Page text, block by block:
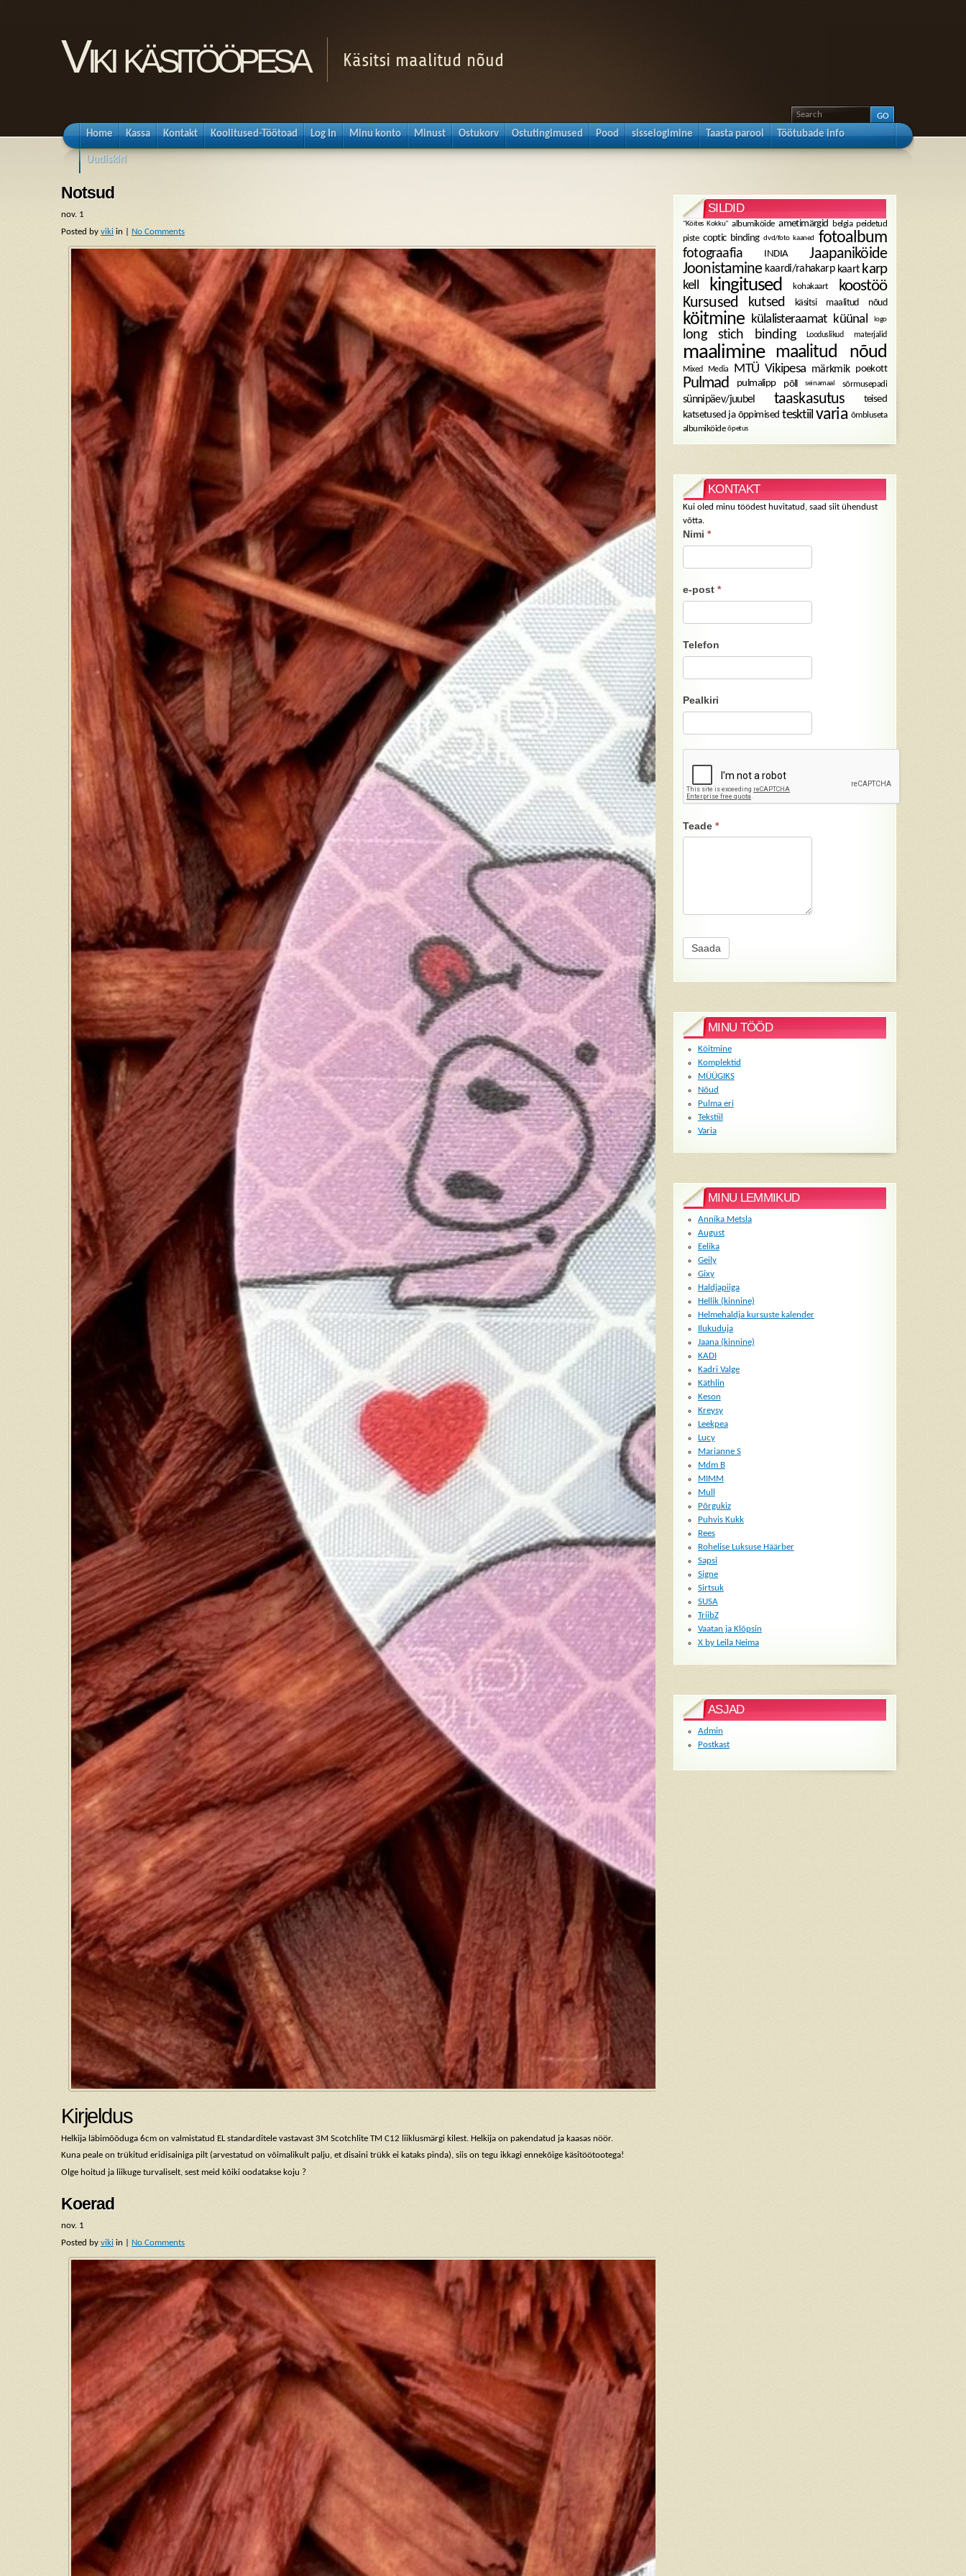
Viki käsitööpesa Käsitsi maalitud nõud
Home Kassa Kontakt Koolitused-Töötoad Log In Minu konto Minust Ostukorv Ostutingimused Pood sisselogimine Taasta parool Töötubade info
Uudiskiri
Notsud
nov. 1
Posted by viki in | No Comments
Kirjeldus
Helkija läbimõõduga 6cm on valmistatud EL standarditele vastavast 3M Scotchlite TM C12 liiklusmärgi kilest. Helkija on pakendatud ja kaasas nöör.
Kuna peale on trükitud eridisainiga pilt (arvestatud on võimalikult palju, et disaini trükk ei kataks pinda), siis on tegu ikkagi ennekõige käsitöötootega!
Olge hoitud ja liikuge turvaliselt, sest meid kõiki oodatakse koju ?
Koerad
nov. 1
Posted by viki in | No Comments
SILDID
"Köites Kokku" albumiköide ametimärgid
belgia peidetud
piste coptic binding dvd/foto kaaned fotoalbum
fotograafia INDIA
Jaapaniköide
Joonistamine kaardi/rahakarp kaart karp
kell kingitused kohakaart koostöö
Kursused kutsed käsitsi maalitud nõud
köitmine külalisteraamat küünal logo
long stich binding Looduslikud materjalid
maalimine maalitud nõud
Mixed Media MTÜ Vikipesa märkmik poekott
Pulmad pulmalipp põll seinamaal sõrmusepadi
sünnipäev/juubel taaskasutus
teised
katsetused ja õppimised tesktiil varia õmbluseta
albumiköide õpetus
KONTAKT
Kui oled minu töödest huvitatud, saad siit ühendust
võtta.
Nimi *
e-post *
Telefon
Pealkiri
Teade *
MINU TÖÖD
Köitmine
Komplektid
MÜÜGIKS
Nõud
Pulma eri
Tekstiil
Varia
MINU LEMMIKUD
Annika Metsla
August
Eelika
Geily
Gixy
Haldjapiiga
Hellik (kinnine)
Helmehaldja kursuste kalender
Ilukuduja
Jaana (kinnine)
KADI
Kadri Valge
Käthlin
Keson
Kreysy
Leekpea
Lucy
Marianne S
Mdm B
MIMM
Mull
Põrgukiz
Puhvis Kukk
Rees
Rohelise Luksuse Häärber
Sapsi
Signe
Sirtsuk
SUSA
TriibZ
Vaatan ja Klõpsin
X by Leila Neima
ASJAD
Admin
Postkast